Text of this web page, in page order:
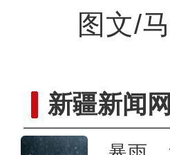
图文/马
新疆新闻网